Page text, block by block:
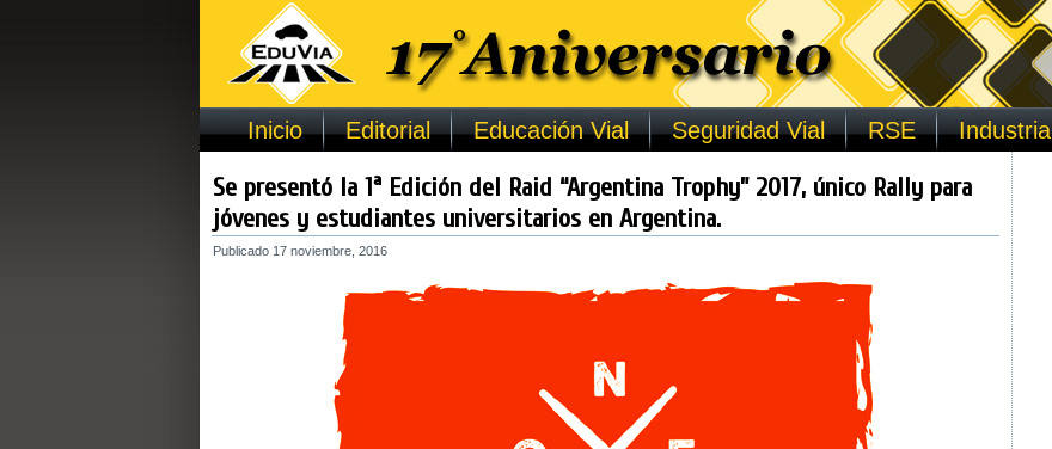
Inicio Editorial Educación Vial Seguridad Vial RSE Industria
Se presentó la 1ª Edición del Raid “Argentina Trophy” 2017, único Rally para
jóvenes y estudiantes universitarios en Argentina.
Publicado 17 noviembre, 2016